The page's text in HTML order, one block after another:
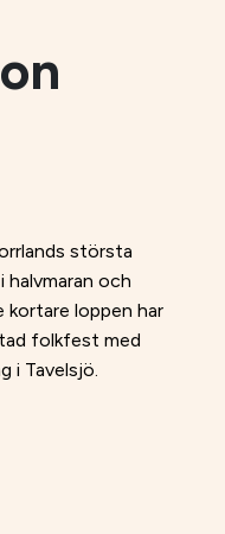
största
halvmaran och
kortare loppen har
folkfest med
i Tavelsjö.